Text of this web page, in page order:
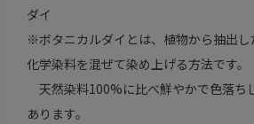
ダイ
※ボタニカルダイとは、植物から抽出し
化学染料を混ぜて染め上げる方法です。
天然染料100%に比べ鮮やかで色落ち
あります。